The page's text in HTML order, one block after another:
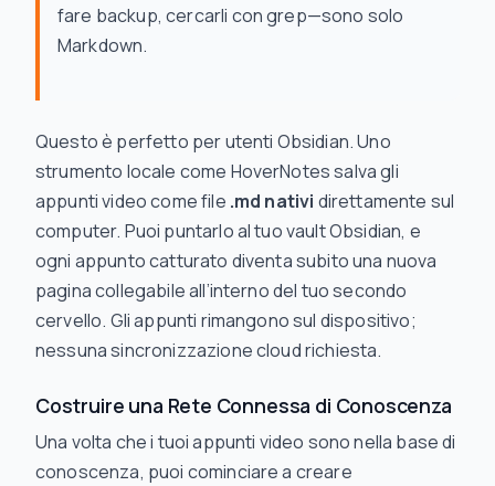
fare backup, cercarli con grep—sono solo
Markdown.
Questo è perfetto per utenti Obsidian. Uno
strumento locale come HoverNotes salva gli
appunti video come file .md nativi direttamente sul
computer. Puoi puntarlo al tuo vault Obsidian, e
ogni appunto catturato diventa subito una nuova
pagina collegabile all’interno del tuo secondo
cervello. Gli appunti rimangono sul dispositivo;
nessuna sincronizzazione cloud richiesta.
Costruire una Rete Connessa di Conoscenza
Una volta che i tuoi appunti video sono nella base di
conoscenza, puoi cominciare a creare